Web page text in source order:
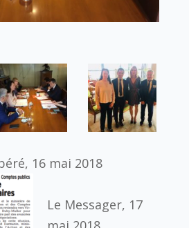
16 mai 2018
Le Messager, 17